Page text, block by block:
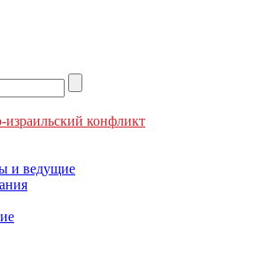
израильский конфликт
и ведущие